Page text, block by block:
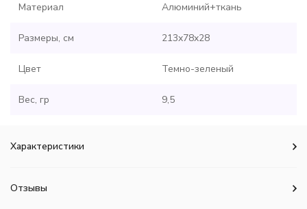
Материал Алюминий+ткань
Размеры, см 213x78x28
Цвет Темно-зеленый
Вес, гр 9,5
Характеристики
Отзывы